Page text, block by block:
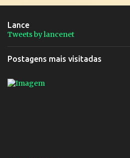
Lance
Tweets by lancenet
Postagens mais visitadas